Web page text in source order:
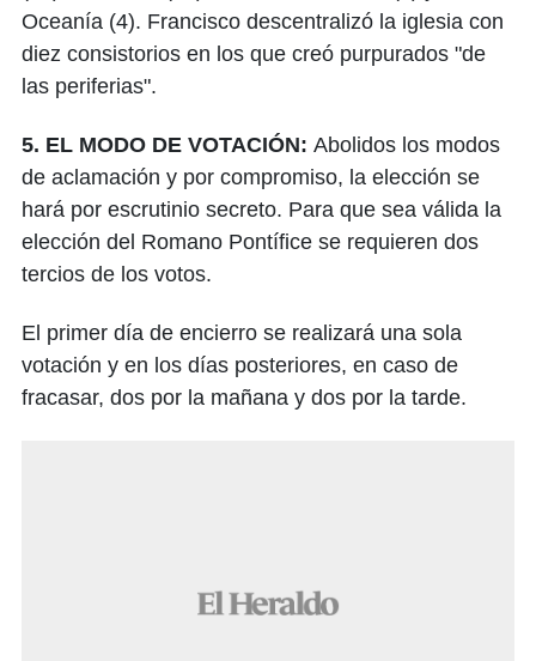
Oceanía (4). Francisco descentralizó la iglesia con
diez consistorios en los que creó purpurados "de
las periferias".
5. EL MODO DE VOTACIÓN: Abolidos los modos
de aclamación y por compromiso, la elección se
hará por escrutinio secreto. Para que sea válida la
elección del Romano Pontífice se requieren dos
tercios de los votos.
El primer día de encierro se realizará una sola
votación y en los días posteriores, en caso de
fracasar, dos por la mañana y dos por la tarde.